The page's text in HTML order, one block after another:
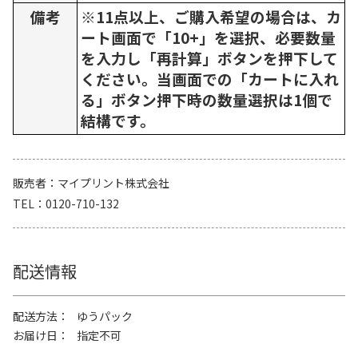
備考
※11点以上、ご購入希望の場合は、カ
ート画面で「10+」を選択、必要数量
を入力し「再計算」ボタンを押下して
ください。当画面での「カートに入れ
る」ボタン押下時の数量選択は1個で
結構です。
販売者
マイプリント株式会社
TEL
0120-710-132
配送情報
配送方法
ゆうパック
お届け日
指定不可